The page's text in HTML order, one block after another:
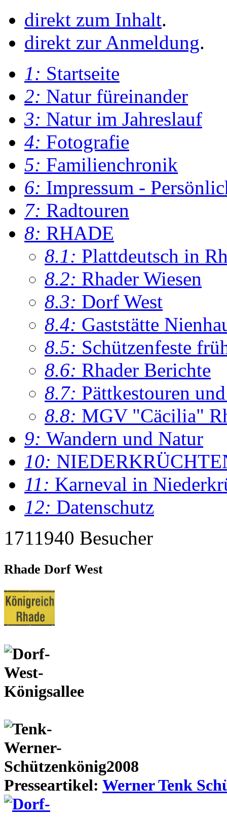
direkt zum Inhalt.
direkt zur Anmeldung.
1: Startseite
2: Natur füreinander
3: Natur im Jahreslauf
4: Fotografie
5: Familienchronik
6: Impressum -
7: Radtouren
8: RHADE
8.1: Plattdeutsch in
8.2: Rhader Wiesen
8.3: Dorf West
8.4: Gaststätte
8.5: Schützenfeste
8.6: Rhader Berichte
8.7: Pättkestouren
8.8: MGV "Cäcilia"
9: Wandern und Natur
10:
11: Karneval in
12: Datenschutz
1711940 Besucher
Rhade Dorf West
Presseartikel: Werner Tenk